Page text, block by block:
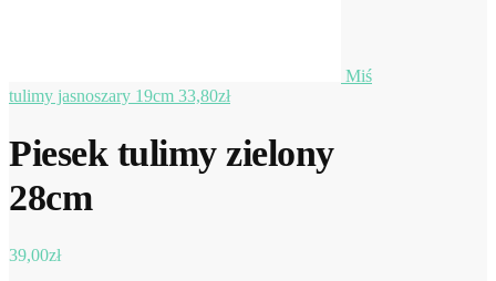
Miś
tulimy jasnoszary 19cm 33,80zł
Piesek tulimy zielony
28cm
39,00zł